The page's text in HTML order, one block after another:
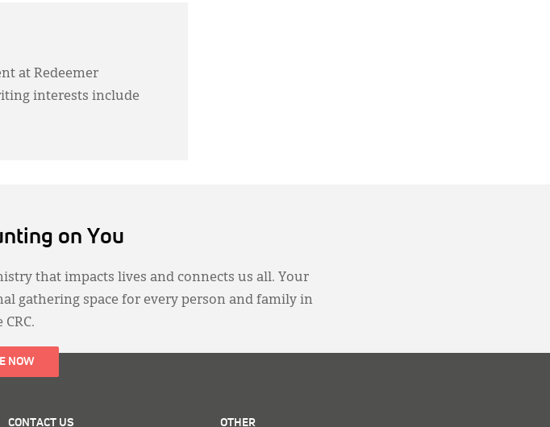
at Redeemer
interests include
on You
that impacts lives and connects us all. Your
gathering space for every person and family in
CRC.
NOW
CONTACT US OTHER